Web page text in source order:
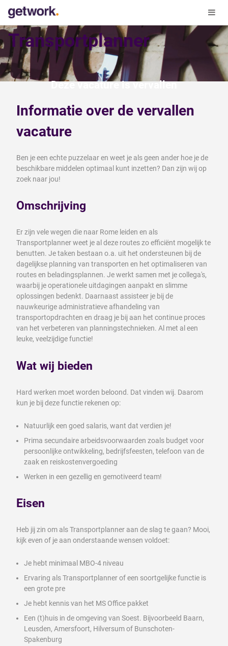
Transportplanner
Deze vacature is vervallen
Informatie over de vervallen
vacature
Ben je een echte puzzelaar en weet je als geen ander hoe je de
beschikbare middelen optimaal kunt inzetten? Dan zijn wij op
zoek naar jou!
Omschrijving
Er zijn vele wegen die naar Rome leiden en als
Transportplanner weet je al deze routes zo efficiënt mogelijk te
benutten. Je taken bestaan o.a. uit het ondersteunen bij de
dagelijkse planning van transporten en het optimaliseren van
routes en beladingsplannen. Je werkt samen met je collega's,
waarbij je operationele uitdagingen aanpakt en slimme
oplossingen bedenkt. Daarnaast assisteer je bij de
nauwkeurige administratieve afhandeling van
transportopdrachten en draag je bij aan het continue proces
van het verbeteren van planningstechnieken. Al met al een
leuke, veelzijdige functie!
Wat wij bieden
Hard werken moet worden beloond. Dat vinden wij. Daarom
kun je bij deze functie rekenen op:
Natuurlijk een goed salaris, want dat verdien je!
Prima secundaire arbeidsvoorwaarden zoals budget voor
persoonlijke ontwikkeling, bedrijfsfeesten, telefoon van de
zaak en reiskostenvergoeding
Werken in een gezellig en gemotiveerd team!
Eisen
Heb jij zin om als Transportplanner aan de slag te gaan? Mooi,
kijk even of je aan onderstaande wensen voldoet:
Je hebt minimaal MBO-4 niveau
Ervaring als Transportplanner of een soortgelijke functie is
een grote pre
Je hebt kennis van het MS Office pakket
Een (t)huis in de omgeving van Soest. Bijvoorbeeld Baarn,
Leusden, Amersfoort, Hilversum of Bunschoten-
Spakenburg